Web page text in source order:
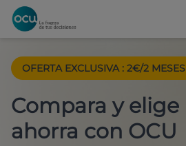
OFERTA EXCLUSIVA : 2€/2 MESES
Compara y elige
ahorra con OCU